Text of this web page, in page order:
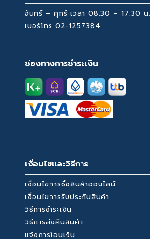
จันทร์ – ศุกร์ เวลา 08.30 – 17.30 น.
เบอร์โทร 02-1257384
ช่องทางการชำระเงิน
เงื่อนไขและวิธีการ
เงื่อนไขการซื้อสินค้าออนไลน์
เงื่อนไขการรับประกันสินค้า
วิธีการชำระเงิน
วิธีการส่งคืนสินค้า
แจ้งการโอนเงิน